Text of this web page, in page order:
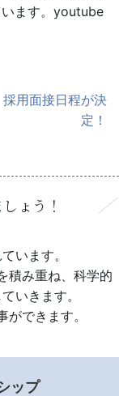
ます。youtube
用面接日程が決
定！
ょう！
います。
積み重ね、科学的
いきます。
できます。
ップ